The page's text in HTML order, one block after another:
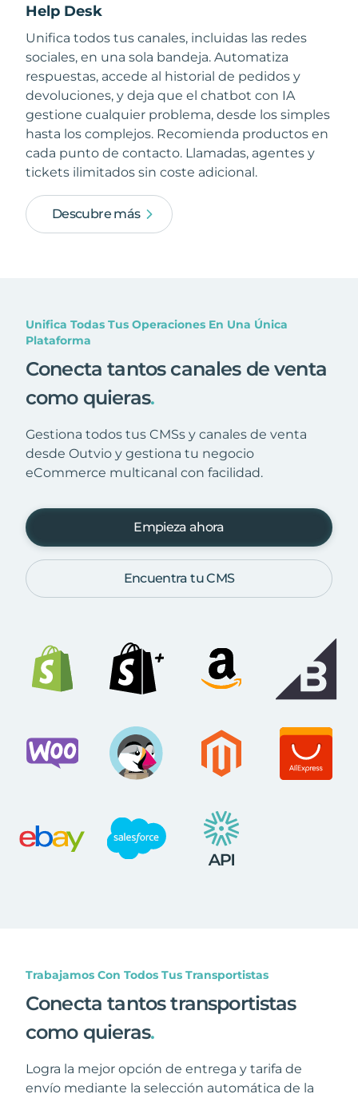
Help Desk
Unifica todos tus canales, incluidas las redes
sociales, en una sola bandeja. Automatiza
respuestas, accede al historial de pedidos y
devoluciones, y deja que el chatbot con IA
gestione cualquier problema, desde los simples
hasta los complejos. Recomienda productos en
cada punto de contacto. Llamadas, agentes y
tickets ilimitados sin coste adicional.
Descubre más
Unifica Todas Tus Operaciones En Una Única
Plataforma
Conecta tantos canales de venta
como quieras.
Gestiona todos tus CMSs y canales de venta
desde Outvio y gestiona tu negocio
eCommerce multicanal con facilidad.
Empieza ahora
Encuentra tu CMS
Trabajamos Con Todos Tus Transportistas
Conecta tantos transportistas
como quieras.
Logra la mejor opción de entrega y tarifa de
envío mediante la selección automática de la